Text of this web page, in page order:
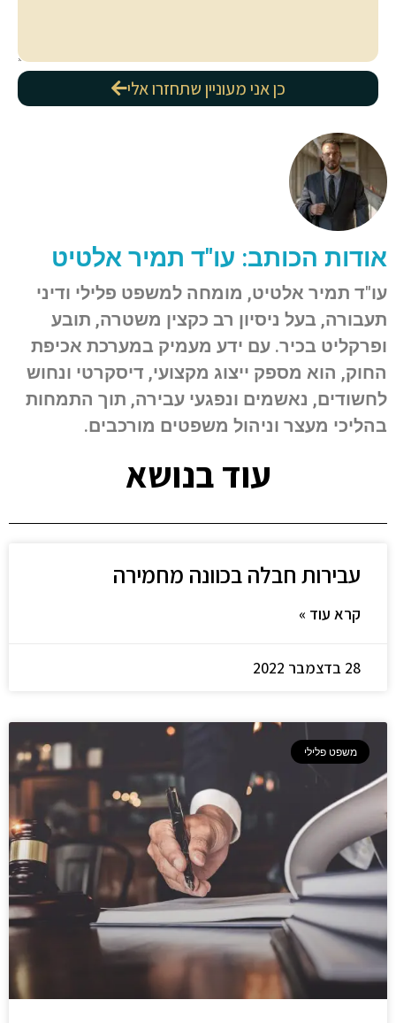
כן אני מעוניין שתחזרו אלי
אודות הכותב: עו"ד תמיר אלטיט
עו"ד תמיר אלטיט, מומחה למשפט פלילי ודיני
תעבורה, בעל ניסיון רב כקצין משטרה, תובע
ופרקליט בכיר. עם ידע מעמיק במערכת אכיפת
החוק, הוא מספק ייצוג מקצועי, דיסקרטי ונחוש
לחשודים, נאשמים ונפגעי עבירה, תוך התמחות
בהליכי מעצר וניהול משפטים מורכבים.
עוד בנושא
עבירות חבלה בכוונה מחמירה
קרא עוד »
28 בדצמבר 2022
משפט פלילי